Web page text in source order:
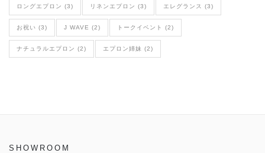
ロングエプロン (3) リネンエプロン (3) エレグランス (3)
お祝い (3) J WAVE (2) トークイベント (2)
ナチュラルエプロン (2) エプロン姉妹 (2)
SHOWROOM